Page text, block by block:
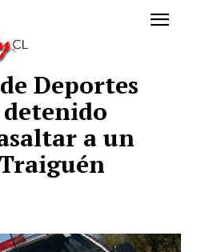
Deportes
a un